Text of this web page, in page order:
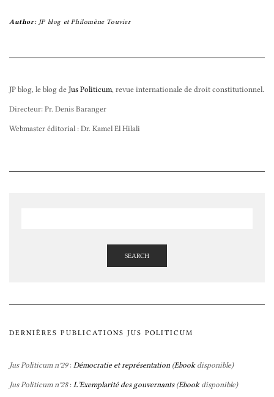
Author: JP blog etPhilomène Touvier
JP blog, le blog de Jus Politicum , revue internationale de droit constitutionnel.
Directeur: Pr. Denis Baranger
Webmaster éditorial : Dr. Kamel El Hilali
SEARCH
DERNIÈRES PUBLICATIONS JUS POLITICUM
Jus Politicum n°29: Démocratie et représentation (Ebookdisponible)
Jus Politicum n°28: L’Exemplarité des gouvernants(Ebookdisponible)